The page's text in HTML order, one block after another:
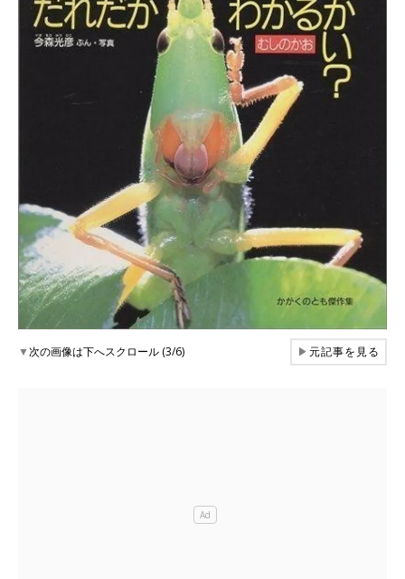
▼次の画像は下へスクロール (3/6) ▶元記事を見る